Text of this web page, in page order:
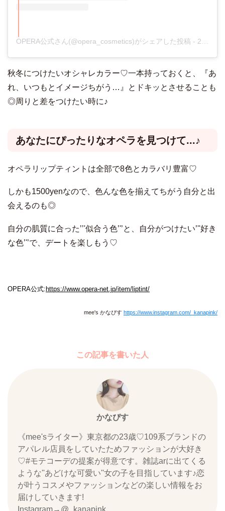
OPERA公式さん(@opera_cosmetics)がシェアした投稿 - 2019年 5月月27日午後8時02分PDT
秋冬につけたいオシャレカラー♡一本持っておくと、『あ
れ、いつもとイメージちがう…』とドキッとさせることも
◎周りと差をつけたい時に♪
あなたにぴったりなオペラを見つけて...♪
オペラリップティントは全部で8色とカラバリ豊富♡
しかも1500yenなので、色んな色を揃えてちがう自分と出
会えるのも◎
自分の肌質に合った’’'似合う色’'’と、自分がつけたい’''好き
な色’'’で、デートを楽しもう♡
OPERA公式: https://www.opera-net.jp/item/liptint/
mee's かなぴす https://www.instagram.com/_kanapink/
この記事を書いた人
かなぴす
《mee'sライター》東京都の23歳‪♡109系ブランドの
アパレル店員をしていたためファッションが大好き
♡#モテコーデの提案が得意です。雑誌arに出てくる
ような''あどけな可愛い''女の子を目指しています♪恋
が叶うコスメやファッションなどの楽しい情報をお
届けしていきます!
Instagram→@_kanapink